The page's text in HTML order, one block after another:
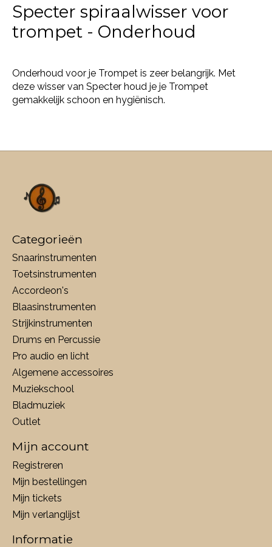
Specter spiraalwisser voor
trompet - Onderhoud
Onderhoud voor je Trompet is zeer belangrijk. Met
deze wisser van Specter houd je je Trompet
gemakkelijk schoon en hygiënisch.
Categorieën
Snaarinstrumenten
Toetsinstrumenten
Accordeon's
Blaasinstrumenten
Strijkinstrumenten
Drums en Percussie
Pro audio en licht
Algemene accessoires
Muziekschool
Bladmuziek
Outlet
Mijn account
Registreren
Mijn bestellingen
Mijn tickets
Mijn verlanglijst
Informatie